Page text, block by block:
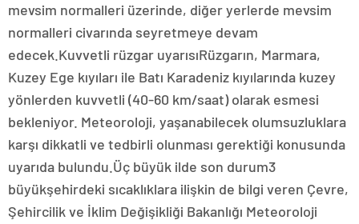
mevsim normalleri üzerinde, diğer yerlerde mevsim
normalleri civarında seyretmeye devam
edecek.Kuvvetli rüzgar uyarısıRüzgarın, Marmara,
Kuzey Ege kıyıları ile Batı Karadeniz kıyılarında kuzey
yönlerden kuvvetli (40-60 km/saat) olarak esmesi
bekleniyor. Meteoroloji, yaşanabilecek olumsuzluklara
karşı dikkatli ve tedbirli olunması gerektiği konusunda
uyarıda bulundu.Üç büyük ilde son durum3
büyükşehirdeki sıcaklıklara ilişkin de bilgi veren Çevre,
Şehircilik ve İklim Değişikliği Bakanlığı Meteoroloji